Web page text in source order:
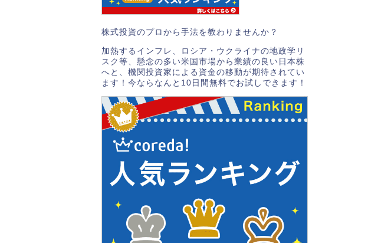
株式投資のプロから手法を教わりませんか？
加熱するインフレ、ロシア・ウクライナの地政学リ
スク等、懸念の多い米国市場から業績の良い日本株
へと、機関投資家による資金の移動が期待されてい
ます！今ならなんと10日間無料でお試しできます！